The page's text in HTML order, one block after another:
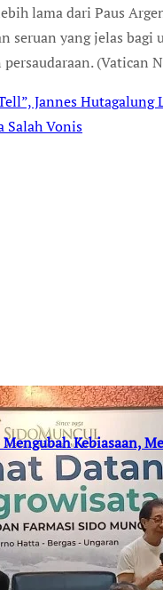
lama dari Paus
seruan yang jelas
(Vatican
Jannes
Salah Vonis
Kebiasaan,